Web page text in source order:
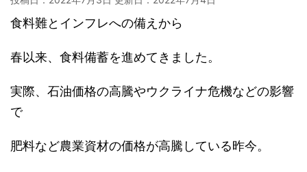
食料難とインフレへの備えから
春以来、食料備蓄を進めてきました。
実際、石油価格の高騰やウクライナ危機などの影響
で
肥料など農業資材の価格が高騰している昨今。